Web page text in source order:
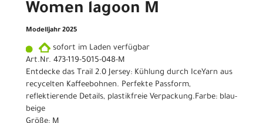
Women lagoon M
Modelljahr 2025
sofort im Laden verfügbar
Art.Nr. 473-119-5015-048-M
Entdecke das Trail 2.0 Jersey: Kühlung durch IceYarn aus
recycelten Kaffeebohnen. Perfekte Passform,
reflektierende Details, plastikfreie Verpackung.Farbe: blau-
beige